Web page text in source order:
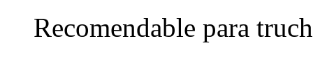
Recomendable para